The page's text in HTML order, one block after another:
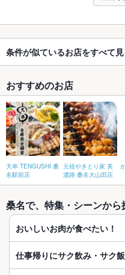
条件が似ているお店をすべて
おすすめのお店
天串 TENGUSHI 桑
名駅前店
元祖やきとり家 美
濃路 桑名大山田店
桑名で、特集・シーンから
おいしいお肉が食べたい！
仕事帰りにサク飲み・サク飯